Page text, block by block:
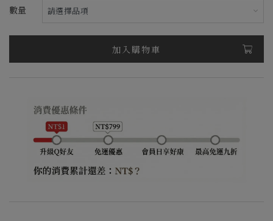
數量
加入購物車